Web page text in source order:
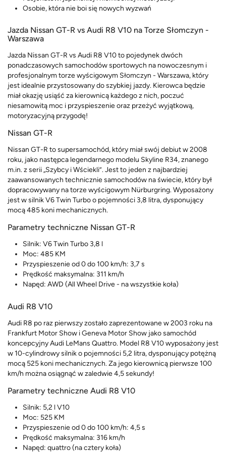
Osobie, która nie boi się nowych wyzwań
Jazda Nissan GT-R vs Audi R8 V10 na Torze Słomczyn -
Warszawa
Jazda Nissan GT-R vs Audi R8 V10 to pojedynek dwóch
ponadczasowych samochodów sportowych na nowoczesnym i
profesjonalnym torze wyścigowym Słomczyn - Warszawa, który
jest idealnie przystosowany do szybkiej jazdy. Kierowca będzie
miał okazję usiąść za kierownicą każdego z nich, poczuć
niesamowitą moc i przyspieszenie oraz przeżyć wyjątkową,
motoryzacyjną przygodę!
Nissan GT-R
Nissan GT-R to supersamochód, który miał swój debiut w 2008
roku, jako następca legendarnego modelu Skyline R34, znanego
m.in. z serii „Szybcy i Wściekli”. Jest to jeden z najbardziej
zaawansowanych technicznie samochodów na świecie, który był
dopracowywany na torze wyścigowym Nürburgring. Wyposażony
jest w silnik V6 Twin Turbo o pojemności 3,8 litra, dysponujący
mocą 485 koni mechanicznych.
Parametry techniczne Nissan GT-R
Silnik: V6 Twin Turbo 3,8 l
Moc: 485 KM
Przyspieszenie od 0 do 100 km/h: 3,7 s
Prędkość maksymalna: 311 km/h
Napęd: AWD (All Wheel Drive - na wszystkie koła)
Audi R8 V10
Audi R8 po raz pierwszy zostało zaprezentowane w 2003 roku na
Frankfurt Motor Show i Geneva Motor Show jako samochód
koncepcyjny Audi LeMans Quattro. Model R8 V10 wyposażony jest
w 10-cylindrowy silnik o pojemności 5,2 litra, dysponujący potężną
mocą 525 koni mechanicznych. Za jego kierownicą pierwsze 100
km/h można osiągnąć w zaledwie 4,5 sekundy!
Parametry techniczne Audi R8 V10
Silnik: 5,2 l V10
Moc: 525 KM
Przyspieszenie od 0 do 100 km/h: 4,5 s
Prędkość maksymalna: 316 km/h
Napęd: quattro (na cztery koła)